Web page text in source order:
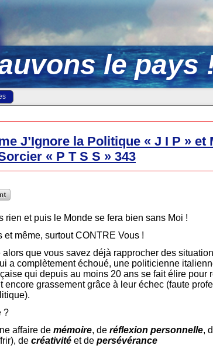
le pays
J’Ignore la Politique « J I P » et
« P T S S » 343
rien et puis le Monde se fera bien sans Moi !
et même, surtout CONTRE Vous !
que vous savez déjà rapprocher des
a complètement échoué, une politicienne
qui depuis au moins 20 ans se fait élire pour
encore grassement grâce à leur échec (faute
?
affaire de mémoire, de réflexion personnelle,
de créativité et de persévérance